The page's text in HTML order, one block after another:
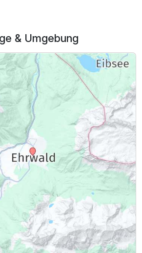
p.P. ab 475,00 €
p.P. ab 765,00 €
& Umgebung